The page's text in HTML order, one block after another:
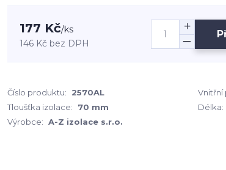
177 Kč/ks
146 Kč bez DPH
Číslo produktu: 2570AL Vnitřní
Tloušťka izolace:
70 mm Délka:
Výrobce: A-Z izolace s.r.o.